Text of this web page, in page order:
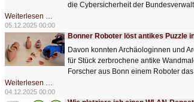
die Cybersicherheit der
Weiterlesen …
Cybersicherheitsrecht
NIS-
2
ist
in
Kraft
05.12.2025 00:00
Bonner Roboter löst antikes Puzzle
Davon konnten Archäologinnen und
für Stück zerbrochene antike
Forscher aus Bonn einem Roboter
Weiterlesen …
Roboter
löst
04.12.2025 00:00